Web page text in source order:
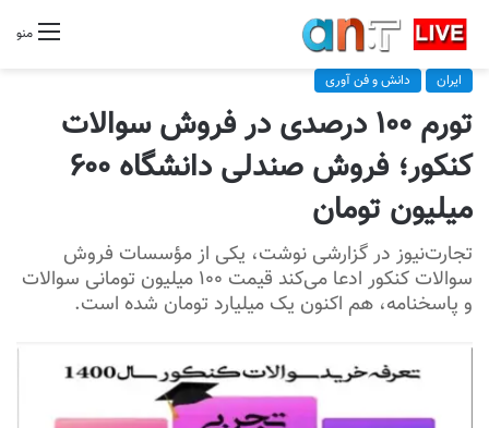
منو
ایران دانش و فن آوری
تورم ۱۰۰ درصدی در فروش سوالات
کنکور؛ فروش صندلی دانشگاه ۶۰۰
میلیون تومان
تجارت‌نیوز در گزارشی نوشت، ‏یکی از مؤسسات فروش
سوالات ‎کنکور ادعا می‌کند قیمت‌ ۱۰۰ میلیون تومانی سوالات
و پاسخنامه، هم اکنون یک میلیارد تومان شده است.